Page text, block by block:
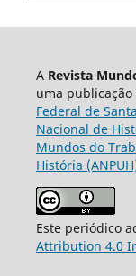
A Revista
uma
Federal de
Nacional de
Mundos do
História
Este periódico
Attribution 4.0